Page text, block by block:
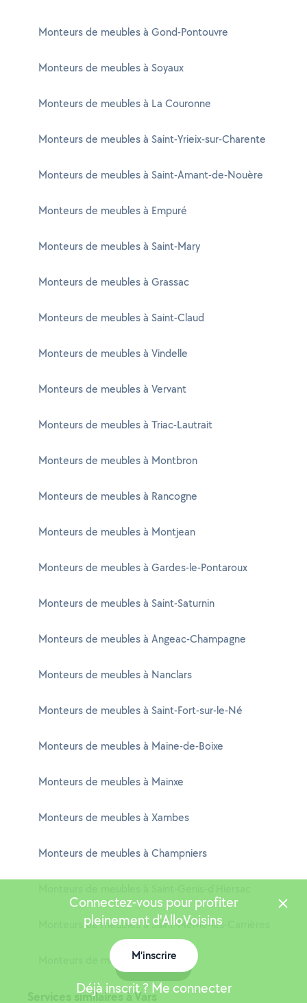
Monteurs de meubles à Gond-Pontouvre
Monteurs de meubles à Soyaux
Monteurs de meubles à La Couronne
Monteurs de meubles à Saint-Yrieix-sur-Charente
Monteurs de meubles à Saint-Amant-de-Nouère
Monteurs de meubles à Empuré
Monteurs de meubles à Saint-Mary
Monteurs de meubles à Grassac
Monteurs de meubles à Saint-Claud
Monteurs de meubles à Vindelle
Monteurs de meubles à Vervant
Monteurs de meubles à Triac-Lautrait
Monteurs de meubles à Montbron
Monteurs de meubles à Rancogne
Monteurs de meubles à Montjean
Monteurs de meubles à Gardes-le-Pontaroux
Monteurs de meubles à Saint-Saturnin
Monteurs de meubles à Angeac-Champagne
Monteurs de meubles à Nanclars
Monteurs de meubles à Saint-Fort-sur-le-Né
Monteurs de meubles à Maine-de-Boixe
Monteurs de meubles à Mainxe
Monteurs de meubles à Xambes
Monteurs de meubles à Champniers
Monteurs de meubles à Saint-Même-les-Carrières
Monteurs de meubles à Feuillade
Services similaires à Vars
Connectez-vous pour profiter
pleinement d'AlloVoisins
M'inscrire
Déjà inscrit ? Me connecter